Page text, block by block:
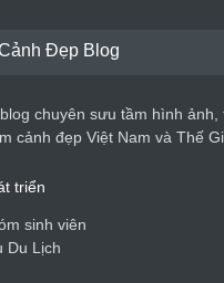
Đẹp Blog
chuyên sưu tầm hình ảnh,
cảnh đẹp Việt Nam và Thế
triển
sinh viên
Du Lịch